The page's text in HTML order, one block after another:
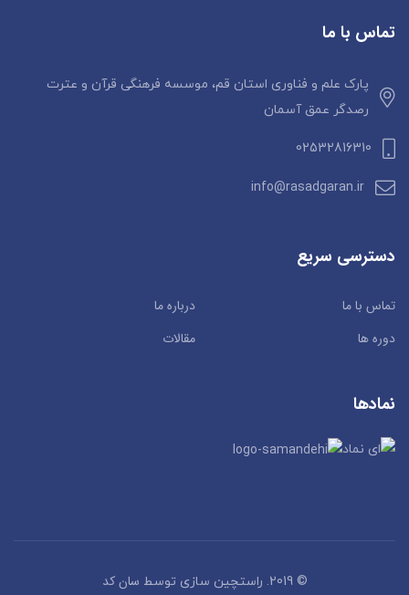
تماس با ما
پارک علم و فناوری استان قم، موسسه فرهنگی قرآن و عترت
رصدگر عمق آسمان
02532816310
info@rasadgaran.ir
دسترسی سریع
تماس با ما
درباره ما
دوره ها
مقالات
نمادها
© 2019. راستچین سازی توسط سان کد